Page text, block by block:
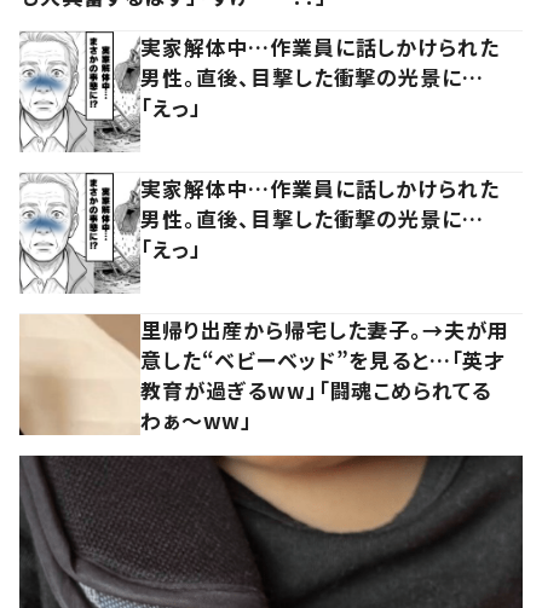
実家解体中…作業員に話しかけられた
男性。直後、目撃した衝撃の光景に…
「えっ」
実家解体中…作業員に話しかけられた
男性。直後、目撃した衝撃の光景に…
「えっ」
里帰り出産から帰宅した妻子。→夫が用
意した“ベビーベッド”を見ると…「英才
教育が過ぎるww」「闘魂こめられてる
わぁ～ww」